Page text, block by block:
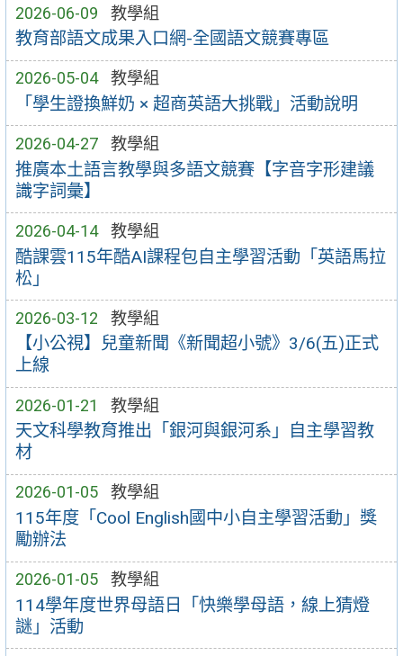
2026-06-09 教學組
教育部語文成果入口網-全國語文競賽專區
2026-05-04 教學組
「學生證換鮮奶 × 超商英語大挑戰」活動說明
2026-04-27 教學組
推廣本土語言教學與多語文競賽【字音字形建議
識字詞彙】
2026-04-14 教學組
酷課雲115年酷AI課程包自主學習活動「英語馬拉
松」
2026-03-12 教學組
【小公視】兒童新聞《新聞超小號》3/6(五)正式
上線
2026-01-21 教學組
天文科學教育推出「銀河與銀河系」自主學習教
材
2026-01-05 教學組
115年度「Cool English國中小自主學習活動」獎
勵辦法
2026-01-05 教學組
114學年度世界母語日「快樂學母語，線上猜燈
謎」活動